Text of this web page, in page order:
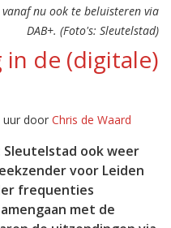
nu ook te beluisteren via
DAB+. (Foto's: Sleutelstad)
de (digitale)
uur door Chris de Waard
Sleutelstad ook weer
voor Leiden
frequenties
met de